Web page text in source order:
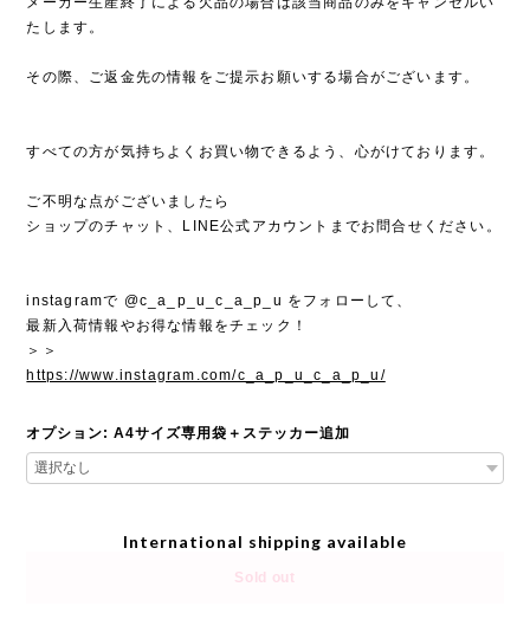
たします。
その際、ご返金先の情報をご提示お願いする場合がございます。
すべての方が気持ちよくお買い物できるよう、心がけております。
ご不明な点がございましたら
ショップのチャット、LINE公式アカウントまでお問合せください。
instagramで @c_a_p_u_c_a_p_u をフォローして、
最新入荷情報やお得な情報をチェック！
＞＞
https://www.instagram.com/c_a_p_u_c_a_p_u/
オプション: A4サイズ専用袋＋ステッカー追加
International shipping available
Sold out